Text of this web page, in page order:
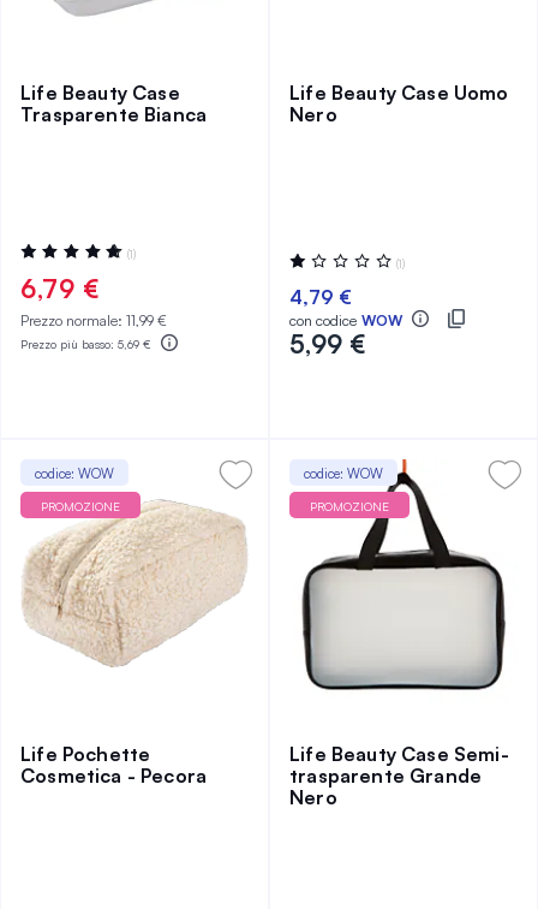
Life Beauty Case
Trasparente Bianca
Valutazione:
100%
(1)
6,79 €
Prezzo normale: 11,99 €
Prezzo più basso: 5,69 €
Life Beauty Case Uomo
Nero
Valutazione:
20%
(1)
4,79 €
con codice WOW
5,99 €
codice: WOW
PROMOZIONE
Life Pochette
Cosmetica - Pecora
codice: WOW
PROMOZIONE
Life Beauty Case Semi-
trasparente Grande
Nero